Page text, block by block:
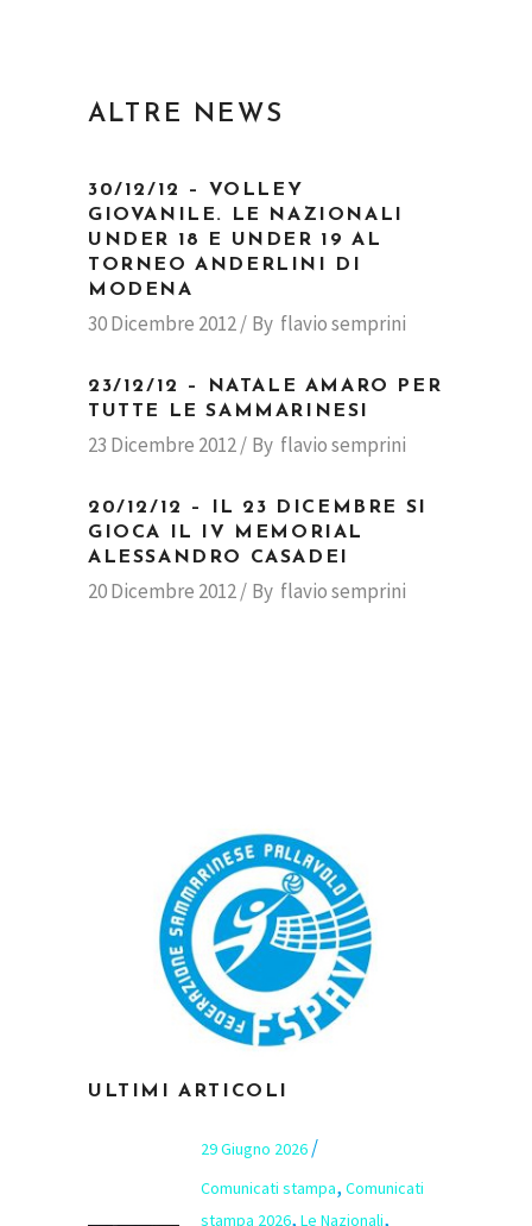
ALTRE NEWS
30/12/12 – VOLLEY
GIOVANILE. LE NAZIONALI
UNDER 18 E UNDER 19 AL
TORNEO ANDERLINI DI
MODENA
30 Dicembre 2012 By flavio semprini
23/12/12 – NATALE AMARO PER
TUTTE LE SAMMARINESI
23 Dicembre 2012 By flavio semprini
20/12/12 – IL 23 DICEMBRE SI
GIOCA IL IV MEMORIAL
ALESSANDRO CASADEI
20 Dicembre 2012 By flavio semprini
ULTIMI ARTICOLI
29 Giugno 2026
Comunicati stampa, Comunicati
stampa 2026, Le Nazionali,